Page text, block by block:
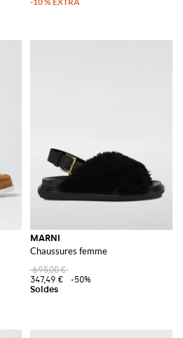
MARNI
Chaussures femme
695,00 €
347,49 €
-50%